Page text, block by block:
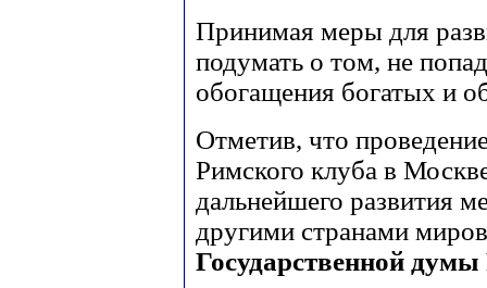
Принимая меры для
подумать о том, не
обогащения богатых и
Отметив, что
Римского клуба в
дальнейшего развития
другими странами
Государственной